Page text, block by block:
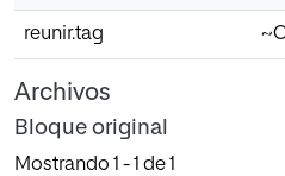
reunir.tag
Archivos
Bloque original
Mostrando 1 - 1 de 1